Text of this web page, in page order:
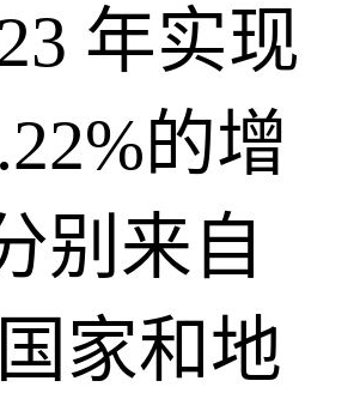
年实现
的增
别来自
家和地